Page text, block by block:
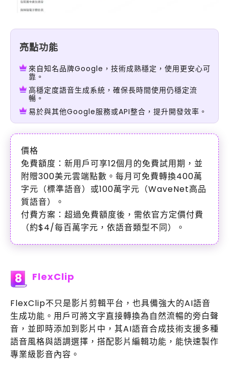
亮點功能
來自知名品牌Google，技術成熟穩定，使用更安心可
靠。
高穩定度語音生成系統，確保長時間使用仍穩定流
暢。
易於與其他Google服務或API整合，提升開發效率。
價格
免費額度：新用戶可享12個月的免費試用期，並
附贈300美元雲端點數。每月可免費轉換400萬
字元（標準語音）或100萬字元（WaveNet高品
質語音）。
付費方案：超過免費額度後，需依官方定價付費
（約$4/每百萬字元，依語音類型不同）。
8 FlexClip
FlexClip不只是影片剪輯平台，也具備強大的AI語音
生成功能。用戶可將文字直接轉換為自然流暢的旁白聲
音，並即時添加到影片中，其AI語音合成技術支援多種
語音風格與語調選擇，搭配影片編輯功能，能快速製作
專業級影音內容。